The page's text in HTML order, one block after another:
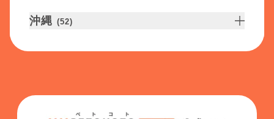
沖縄 (52)